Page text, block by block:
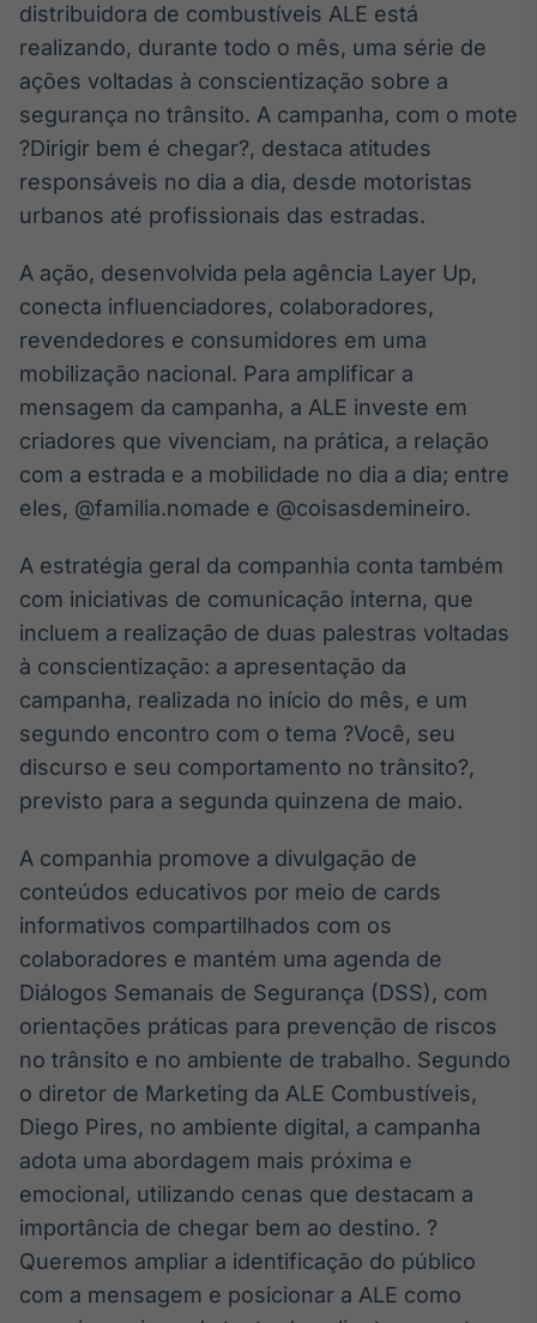
distribuidora de combustíveis ALE está
realizando, durante todo o mês, uma série de
ações voltadas à conscientização sobre a
segurança no trânsito. A campanha, com o mote
?Dirigir bem é chegar?, destaca atitudes
responsáveis no dia a dia, desde motoristas
urbanos até profissionais das estradas.
A ação, desenvolvida pela agência Layer Up,
conecta influenciadores, colaboradores,
revendedores e consumidores em uma
mobilização nacional. Para amplificar a
mensagem da campanha, a ALE investe em
criadores que vivenciam, na prática, a relação
com a estrada e a mobilidade no dia a dia; entre
eles, @familia.nomade e @coisasdemineiro.
A estratégia geral da companhia conta também
com iniciativas de comunicação interna, que
incluem a realização de duas palestras voltadas
à conscientização: a apresentação da
campanha, realizada no início do mês, e um
segundo encontro com o tema ?Você, seu
discurso e seu comportamento no trânsito?,
previsto para a segunda quinzena de maio.
A companhia promove a divulgação de
conteúdos educativos por meio de cards
informativos compartilhados com os
colaboradores e mantém uma agenda de
Diálogos Semanais de Segurança (DSS), com
orientações práticas para prevenção de riscos
no trânsito e no ambiente de trabalho. Segundo
o diretor de Marketing da ALE Combustíveis,
Diego Pires, no ambiente digital, a campanha
adota uma abordagem mais próxima e
emocional, utilizando cenas que destacam a
importância de chegar bem ao destino. ?
Queremos ampliar a identificação do público
com a mensagem e posicionar a ALE como